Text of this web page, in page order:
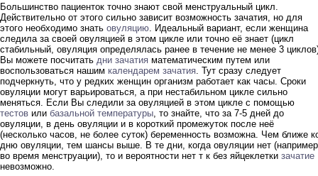
Большинство пациенток точно знают свой менструальный цикл.
Действительно от этого сильно зависит возможность зачатия, но для
этого необходимо знать овуляцию . Идеальный вариант, если женщина
следила за своей овуляцией в этом цикле или точно её знает (цикл
стабильный, овуляция определялась ранее в течение не менее 3
Вы можете посчитать дни зачатия математическим путем или
воспользоваться нашим календарем зачатия . Тут сразу следует
подчеркнуть, что у редких женщин организм работает как часы. Сроки
овуляции могут варьироваться, а при нестабильном цикле сильно
меняться. Если Вы следили за овуляцией в этом цикле с помощью
тестов или базальной температуры , то знайте, что за 7-5 дней до
овуляции, в день овуляции и в короткий промежуток после неё
(несколько часов, не более суток) беременность возможна. Чем ближе
дню овуляции, тем шансы выше. В те дни, когда овуляции нет
во время менструации), то и вероятности нет т к без яйцеклетки зачатие
невозможно.